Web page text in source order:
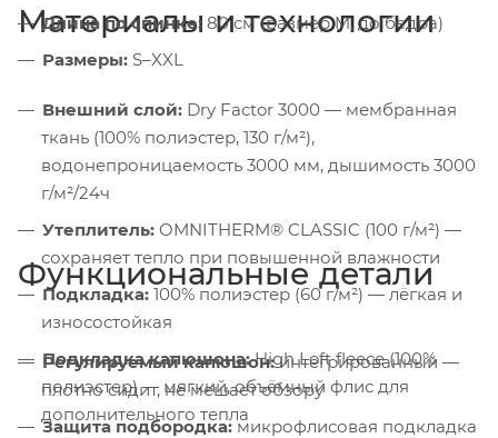
Длина по спинке: 80 см (размер M, до бедра)
Размеры: S–XXL
Материалы и технологии
Внешний слой: Dry Factor 3000 — мембранная
ткань (100% полиэстер, 130 г/м²),
водонепроницаемость 3000 мм, дышимость 3000
г/м²/24ч
Утеплитель: OMNITHERM® CLASSIC (100 г/м²) —
сохраняет тепло при повышенной влажности
Подкладка: 100% полиэстер (60 г/м²) — лёгкая и
износостойкая
Подкладка капюшона:High Loft fleece (100%
полиэстер) — мягкий, объёмный флис для
дополнительного тепла
Функциональные детали
Регулируемый капюшон:интегрированный —
плотно сидит, не мешает обзору
Защита подбородка: микрофлисовая подкладка